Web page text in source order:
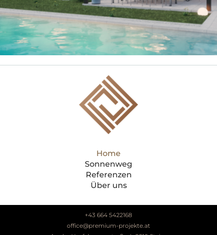
Home
Sonnenweg
Referenzen
Über uns
+43 664 5422168
office@premium-projekte.at